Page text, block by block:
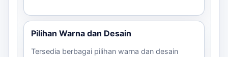
Pilihan Warna dan Desain
Tersedia berbagai pilihan warna dan desain